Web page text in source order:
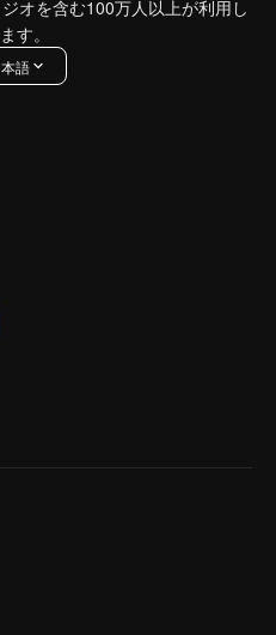
オを含む100万人以上が利用し
す。
語